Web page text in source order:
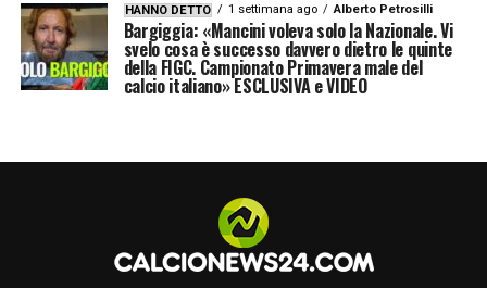
HANNO DETTO 1 settimana ago Alberto Petrosilli
Bargiggia: «Mancini voleva solo la Nazionale. Vi
svelo cosa è successo davvero dietro le quinte
della FIGC. Campionato Primavera male del
calcio italiano» ESCLUSIVA e VIDEO